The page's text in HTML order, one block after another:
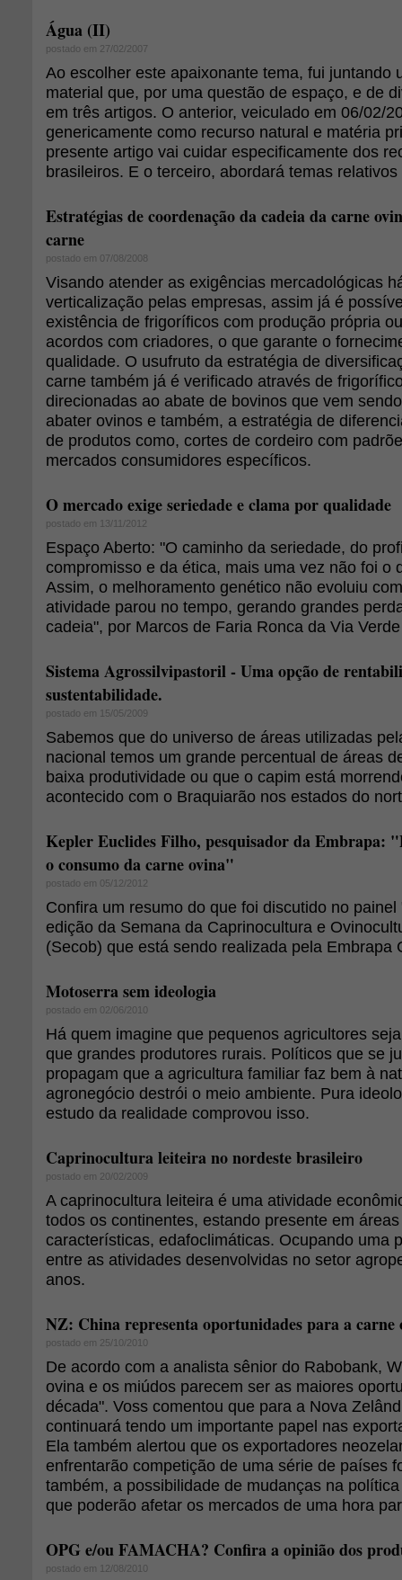
Água (II)
postado em 27/02/2007
Ao escolher este apaixonante tema, fui juntando
material que, por uma questão de espaço, e de
em três artigos. O anterior, veiculado em 06/02/
genericamente como recurso natural e matéria
presente artigo vai cuidar especificamente dos
brasileiros. E o terceiro, abordará temas
Estratégias de coordenação da cadeia da carne
carne
postado em 07/08/2008
Visando atender as exigências mercadológicas
verticalização pelas empresas, assim já é
existência de frigoríficos com produção própria
acordos com criadores, o que garante o
qualidade. O usufruto da estratégia de
carne também já é verificado através de
direcionadas ao abate de bovinos que vem
abater ovinos e também, a estratégia de
de produtos como, cortes de cordeiro com
mercados consumidores específicos.
O mercado exige seriedade e clama por qualidade
postado em 13/11/2012
Espaço Aberto: "O caminho da seriedade, do
compromisso e da ética, mais uma vez não foi o
Assim, o melhoramento genético não evoluiu
atividade parou no tempo, gerando grandes
cadeia", por Marcos de Faria Ronca da Via
Sistema Agrossilvipastoril - Uma opção de
sustentabilidade.
postado em 15/05/2009
Sabemos que do universo de áreas utilizadas
nacional temos um grande percentual de áreas
baixa produtividade ou que o capim está
acontecido com o Braquiarão nos estados do
Kepler Euclides Filho, pesquisador da Embrapa:
o consumo da carne ovina"
postado em 05/12/2012
Confira um resumo do que foi discutido no painel
edição da Semana da Caprinocultura e
(Secob) que está sendo realizada pela Embrapa
Motoserra sem ideologia
postado em 02/06/2010
Há quem imagine que pequenos agricultores
que grandes produtores rurais. Políticos que se
propagam que a agricultura familiar faz bem à
agronegócio destrói o meio ambiente. Pura
estudo da realidade comprovou isso.
Caprinocultura leiteira no nordeste brasileiro
postado em 20/02/2009
A caprinocultura leiteira é uma atividade
todos os continentes, estando presente em
características, edafoclimáticas. Ocupando uma
entre as atividades desenvolvidas no setor
anos.
NZ: China representa oportunidades para a carne
postado em 25/10/2010
De acordo com a analista sênior do Rabobank,
ovina e os miúdos parecem ser as maiores
década". Voss comentou que para a Nova
continuará tendo um importante papel nas
Ela também alertou que os exportadores
enfrentarão competição de uma série de países
também, a possibilidade de mudanças na
que poderão afetar os mercados de uma hora
OPG e/ou FAMACHA? Confira a opinião dos
postado em 12/08/2010